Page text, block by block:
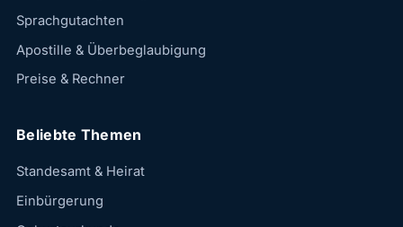
Sprachgutachten
Apostille & Überbeglaubigung
Preise & Rechner
Beliebte Themen
Standesamt & Heirat
Einbürgerung